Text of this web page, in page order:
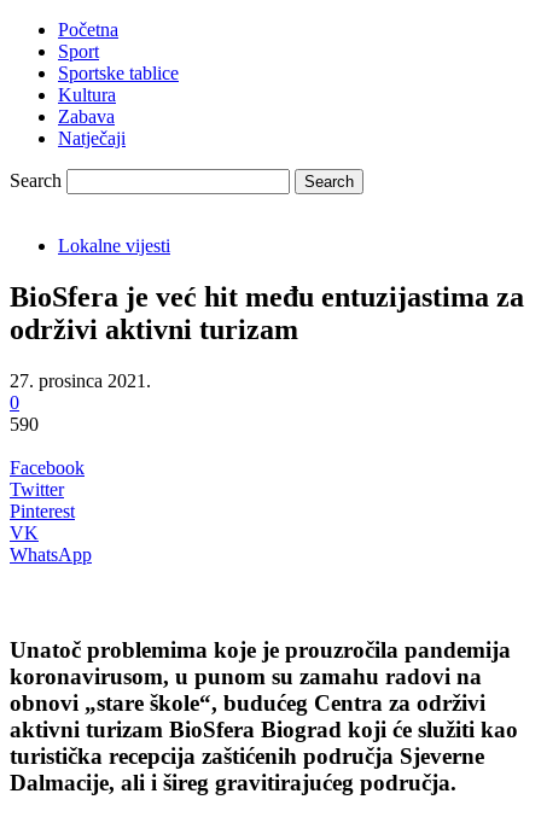
Početna
Sport
Sportske tablice
Kultura
Zabava
Natječaji
Search
Lokalne vijesti
BioSfera je već hit među entuzijastima za
održivi aktivni turizam
27. prosinca 2021.
0
590
Facebook
Twitter
Pinterest
VK
WhatsApp
Unatoč problemima koje je prouzročila pandemija
koronavirusom, u punom su zamahu radovi na
obnovi „stare škole“, budućeg Centra za održivi
aktivni turizam BioSfera Biograd koji će služiti kao
turistička recepcija zaštićenih područja Sjeverne
Dalmacije, ali i šireg gravitirajućeg područja.